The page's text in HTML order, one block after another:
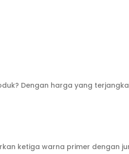
Dengan harga yang
ketiga warna primer dengan